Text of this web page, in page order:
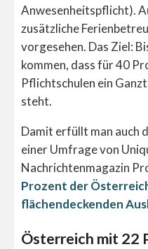
Anwesenheitspflicht).
zusätzliche
vorgesehen. Das Ziel:
kommen, dass für 40
Pflichtschulen ein
steht.
Damit erfüllt man auch
einer Umfrage von
Nachrichtenmagazin
Prozent der
flächendeckenden
Österreich mit 22